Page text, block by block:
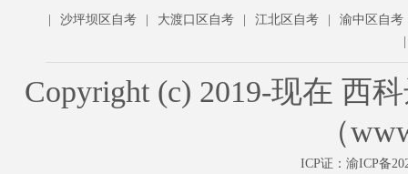
沙坪坝区自考 大渡口区自考 江北区自考
渝中区自考
Copyright (c) 2019-现在 西
（
ICP证： 渝ICP备